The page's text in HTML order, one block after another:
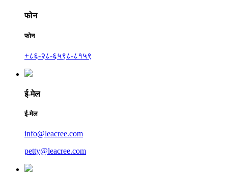
फोन
फोन
+८६-२८-६५९८-८१५९
ई-मेल
ई-मेल
info@leacree.com
petty@leacree.com